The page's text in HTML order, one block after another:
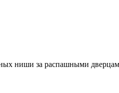
ниши за распашными